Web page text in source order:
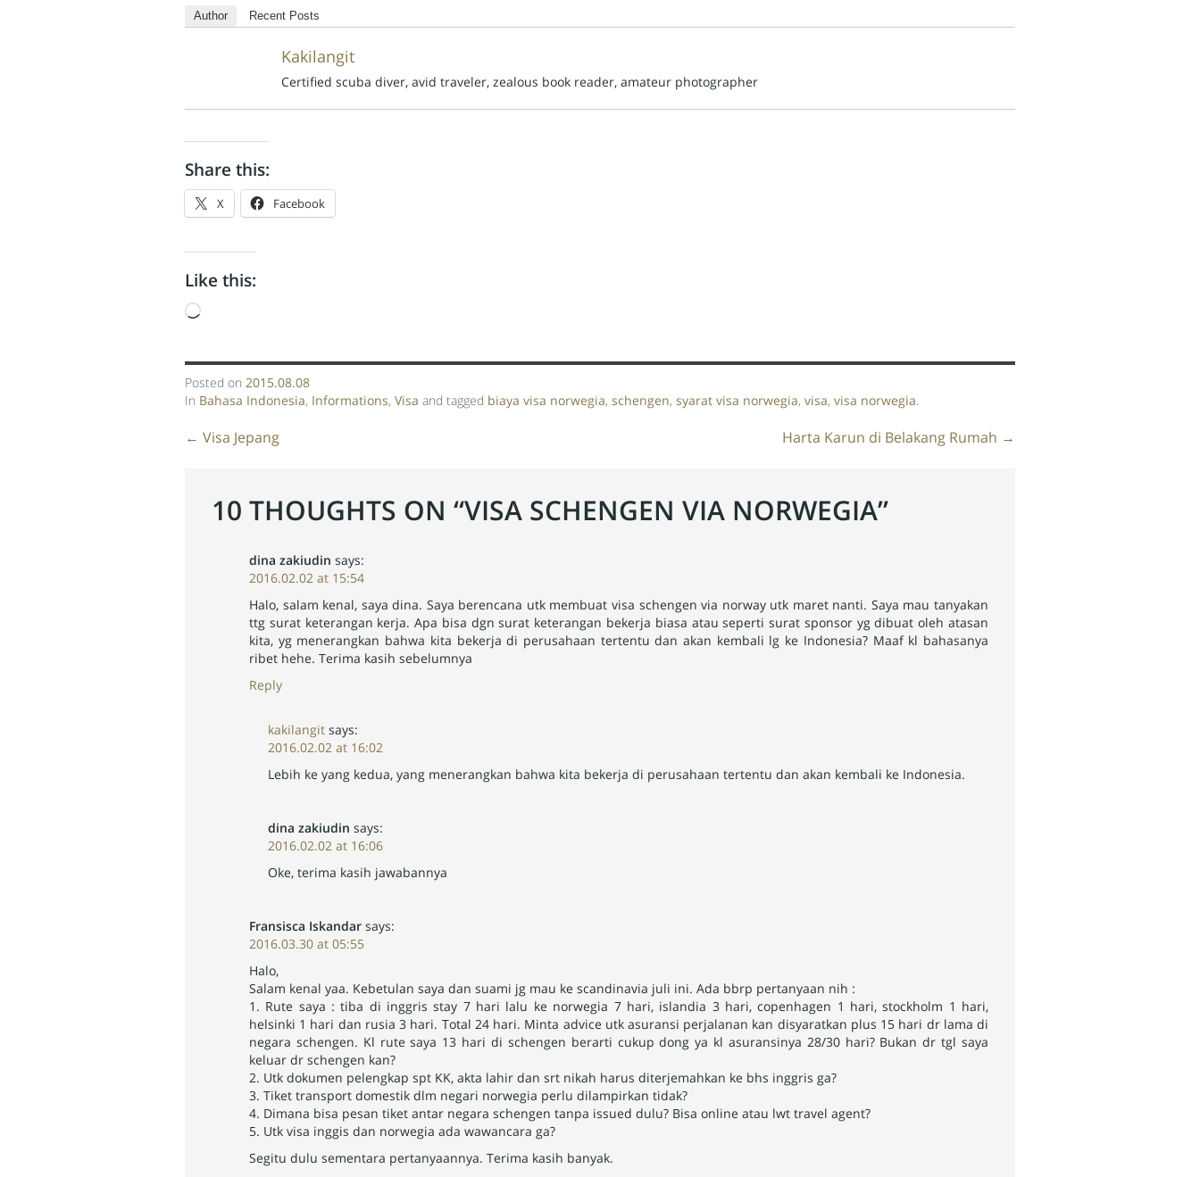
Author Recent Posts
Kakilangit
Certified scuba diver, avid traveler, zealous book reader, amateur photographer
Share this:
X Facebook
Like this:
Loading…
Posted on 2015.08.08
In Bahasa Indonesia, Informations, Visa and tagged biaya visa norwegia, schengen, syarat visa norwegia, visa, visa norwegia.
Post
← Visa Jepang Harta Karun di Belakang Rumah →
10 THOUGHTS ON “VISA SCHENGEN VIA NORWEGIA”
dina zakiudin says:
2016.02.02 at 15:54
Halo, salam kenal, saya dina. Saya berencana utk membuat visa schengen via norway utk maret nanti. Saya mau tanyakan
ttg surat keterangan kerja. Apa bisa dgn surat keterangan bekerja biasa atau seperti surat sponsor yg dibuat oleh atasan
kita, yg menerangkan bahwa kita bekerja di perusahaan tertentu dan akan kembali lg ke Indonesia? Maaf kl bahasanya
ribet hehe. Terima kasih sebelumnya
Reply
kakilangit says:
2016.02.02 at 16:02
Lebih ke yang kedua, yang menerangkan bahwa kita bekerja di perusahaan tertentu dan akan kembali ke Indonesia.
dina zakiudin says:
2016.02.02 at 16:06
Oke, terima kasih jawabannya
Fransisca Iskandar says:
2016.03.30 at 05:55
Halo,
Salam kenal yaa. Kebetulan saya dan suami jg mau ke scandinavia juli ini. Ada bbrp pertanyaan nih :
1. Rute saya : tiba di inggris stay 7 hari lalu ke norwegia 7 hari, islandia 3 hari, copenhagen 1 hari, stockholm 1 hari,
helsinki 1 hari dan rusia 3 hari. Total 24 hari. Minta advice utk asuransi perjalanan kan disyaratkan plus 15 hari dr lama di
negara schengen. Kl rute saya 13 hari di schengen berarti cukup dong ya kl asuransinya 28/30 hari? Bukan dr tgl saya
keluar dr schengen kan?
2. Utk dokumen pelengkap spt KK, akta lahir dan srt nikah harus diterjemahkan ke bhs inggris ga?
3. Tiket transport domestik dlm negari norwegia perlu dilampirkan tidak?
4. Dimana bisa pesan tiket antar negara schengen tanpa issued dulu? Bisa online atau lwt travel agent?
5. Utk visa inggis dan norwegia ada wawancara ga?
Segitu dulu sementara pertanyaannya. Terima kasih banyak.